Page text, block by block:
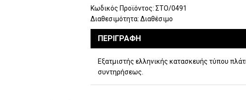
Κωδικός Προϊόντος: ΣΤΟ/0491
Διαθεσιμότητα: Διαθέσιμο
ΠΕΡΙΓΡΑΦΗ
Εξατμιστής ελληνικής κατασκευής τύπου
συντηρήσεως.